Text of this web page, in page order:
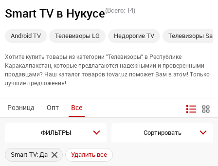
Smart TV в Нукусе(Всего: 14)
Android TV Телевизоры LG Недорогие TV Телевизоры
Хотите купить товары из категории "Телевизоры" в Республике
Каракалпакстан, которые предлагаются надежнымии и проверенными
продавцами? Наш каталог товаров tovar.uz поможет Вам в этом! Только
лучшие предложения!
Розница Опт Все
ФИЛЬТРЫ Сортировать
Smart TV: Да Удалить все